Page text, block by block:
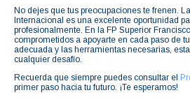
No dejes que tus preocupaciones te frenen.
Internacional es una excelente oportunidad
profesionalmente. En la FP Superior
comprometidos a apoyarte en cada paso de
adecuada y las herramientas necesarias,
cualquier desafío.
Recuerda que siempre puedes consultar el
primer paso hacia tu futuro. ¡Te esperamos!